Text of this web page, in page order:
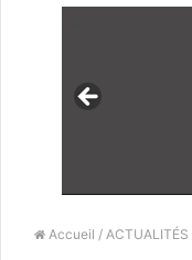
Accueil / ACTUALITÉS